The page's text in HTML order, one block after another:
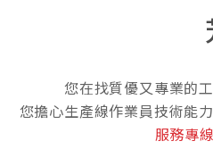
您在找質優又專業的
您擔心生產線作業員技術能
服務專